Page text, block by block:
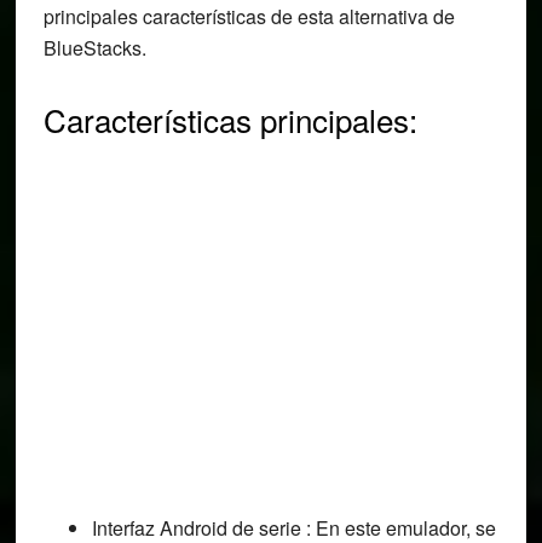
principales características de esta alternativa de
BlueStacks.
Características principales:
Interfaz Android de serie : En este emulador, se